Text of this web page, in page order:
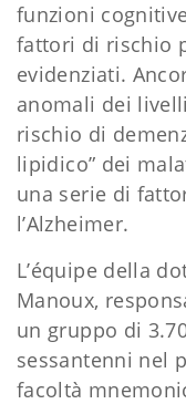
funzioni
fattori di rischio
evidenziati.
anomali dei
rischio di
lipidico” dei
una serie di
l’Alzheimer.
L’équipe della
Manoux,
un gruppo di
sessantenni nel
facoltà